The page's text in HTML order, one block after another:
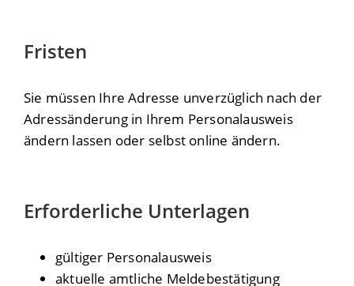
Fristen
Sie müssen Ihre Adresse unverzüglich nach der
Adressänderung in Ihrem Personalausweis
ändern lassen oder selbst online ändern.
Erforderliche Unterlagen
gültiger Personalausweis
aktuelle amtliche Meldebestätigung